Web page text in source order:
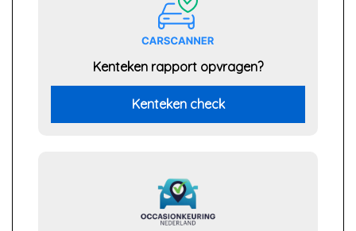
Kenteken rapport opvragen?
Kenteken check